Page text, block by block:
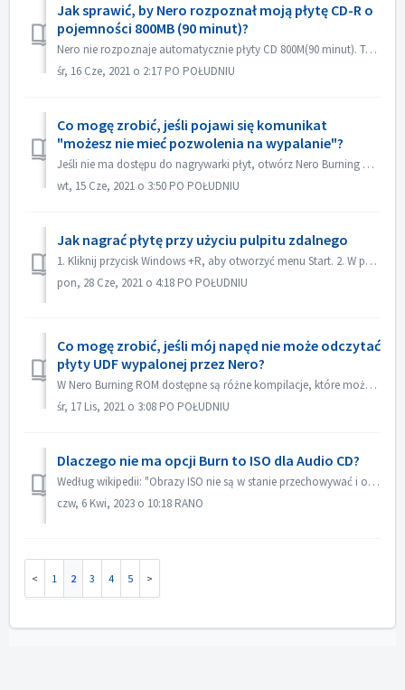
Jak sprawić, by Nero rozpoznał moją płytę CD-R o
pojemności 800MB (90 minut)?
Nero nie rozpoznaje automatycznie płyty CD 800M(90 minut). Teraz jest ona nadal wykrywana jako 700M(80minut). Jeśli chcesz nagrać pełną płytę zawierającą p...
śr, 16 Cze, 2021 o 2:17 PO POŁUDNIU
Co mogę zrobić, jeśli pojawi się komunikat
"możesz nie mieć pozwolenia na wypalanie"?
Jeśli nie ma dostępu do nagrywarki płyt, otwórz Nero Burning ROM lub Nero Express, pojawi się komunikat o błędzie. Jak to rozwiązać: Pod kontem adm...
wt, 15 Cze, 2021 o 3:50 PO POŁUDNIU
Jak nagrać płytę przy użyciu pulpitu zdalnego
1. Kliknij przycisk Windows +R, aby otworzyć menu Start. 2. W polu wyszukiwania wpisz gpedit.msc i naciśnij klawisz [Enter] na klawiaturze. Spowoduje to ot...
pon, 28 Cze, 2021 o 4:18 PO POŁUDNIU
Co mogę zrobić, jeśli mój napęd nie może odczytać
płyty UDF wypalonej przez Nero?
W Nero Burning ROM dostępne są różne kompilacje, które można wybrać. Jeżeli wypaliłeś płytę UDF, ale kompatybilność twojego napędu z UDF nie jest zbyt dob...
śr, 17 Lis, 2021 o 3:08 PO POŁUDNIU
Dlaczego nie ma opcji Burn to ISO dla Audio CD?
Według wikipedii: "Obrazy ISO nie są w stanie przechowywać i odtwarzać płyt CD-Audio, ze względu na fakt, że płyty CD-Audio nie używają komputerowego ...
czw, 6 Kwi, 2023 o 10:18 RANO
1 2 3 4 5